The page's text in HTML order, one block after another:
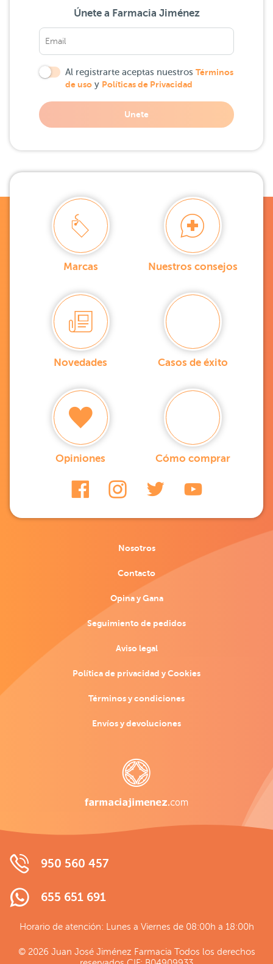
Únete a Farmacia Jiménez
Al registrarte aceptas nuestros Términos
de uso y Políticas de Privacidad
Unete
Marcas Nuestros consejos
Novedades Casos de éxito
Opiniones Cómo comprar
Nosotros
Contacto
Opina y Gana
Seguimiento de pedidos
Aviso legal
Política de privacidad y Cookies
Términos y condiciones
Envíos y devoluciones
950 560 457
655 651 691
Horario de atención: Lunes a Viernes de 08:00h a 18:00h
© 2026 Juan José Jiménez Farmacia Todos los derechos